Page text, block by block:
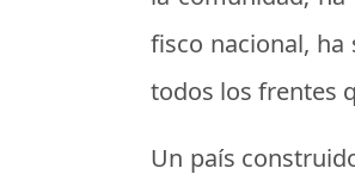
fisco nacional,
todos los frentes
Un país